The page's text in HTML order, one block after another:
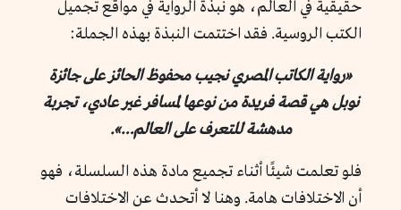
حقيقية في العالم، هو نبذة الرواية في مواقع تجميل
الكتب الروسية. فقد اختتمت النبذة بهذه الجملة:
«رواية الكاتب المصري نجيب محفوظ الحائز على جائزة
نوبل هي قصة فريدة من نوعها لمسافر غير عادي، تجربة
مدهشة للتعرف على العالم…».
فلو تعلمت شيئًا أثناء تجميع مادة هذه السلسلة، فهو
أن الاختلافات هامة. وهنا لا أتحدث عن الاختلافات